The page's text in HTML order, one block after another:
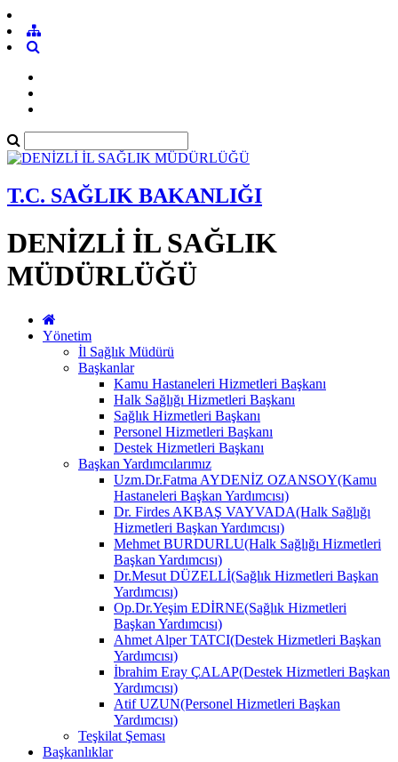
T.C. SAĞLIK BAKANLIĞI
DENİZLİ İL SAĞLIK
MÜDÜRLÜĞÜ
Yönetim
İl Sağlık Müdürü
Başkanlar
Kamu Hastaneleri Hizmetleri Başkanı
Halk Sağlığı Hizmetleri Başkanı
Sağlık Hizmetleri Başkanı
Personel Hizmetleri Başkanı
Destek Hizmetleri Başkanı
Başkan Yardımcılarımız
Uzm.Dr.Fatma AYDENİZ OZANSOY(Kamu
Hastaneleri Başkan Yardımcısı)
Dr. Firdes AKBAŞ VAYVADA(Halk Sağlığı
Hizmetleri Başkan Yardımcısı)
Mehmet BURDURLU(Halk Sağlığı Hizmetleri
Başkan Yardımcısı)
Dr.Mesut DÜZELLİ(Sağlık Hizmetleri Başkan
Yardımcısı)
Op.Dr.Yeşim EDİRNE(Sağlık Hizmetleri
Başkan Yardımcısı)
Ahmet Alper TATCI(Destek Hizmetleri Başkan
Yardımcısı)
İbrahim Eray ÇALAP(Destek Hizmetleri Başkan
Yardımcısı)
Atif UZUN(Personel Hizmetleri Başkan
Yardımcısı)
Teşkilat Şeması
Başkanlıklar